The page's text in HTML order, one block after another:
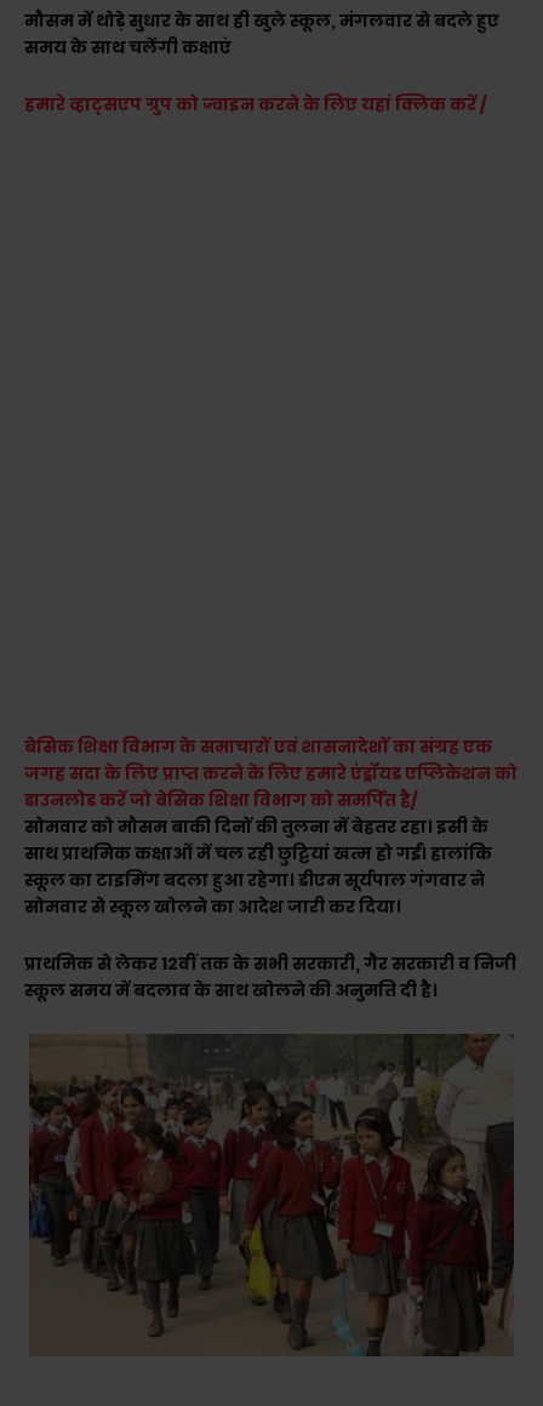
मौसम में थोड़े सुधार के साथ ही खुले स्कूल, मंगलवार से बदले हुए
समय के साथ चलेंगी कक्षाएं
हमारे व्हाट्सएप ग्रुप को ज्वाइन करने के लिए यहां क्लिक करें /
बेसिक शिक्षा विभाग के समाचारों एवं शासनादेशों का संग्रह एक
जगह सदा के लिए प्राप्त करने के लिए हमारे एंड्रॉयड एप्लिकेशन को
डाउनलोड करें जो बेसिक शिक्षा विभाग को समर्पित है/
सोमवार को मौसम बाकी दिनों की तुलना में बेहतर रहा। इसी के
साथ प्राथमिक कक्षाओं में चल रही छुट्टियां खत्म हो गईं। हालांकि
स्कूल का टाइमिंग बदला हुआ रहेगा। डीएम सूर्यपाल गंगवार ने
सोमवार से स्कूल खोलने का आदेश जारी कर दिया।
प्राथमिक से लेकर 12वीं तक के सभी सरकारी, गैर सरकारी व निजी
स्कूल समय में बदलाव के साथ खोलने की अनुमति दी है।